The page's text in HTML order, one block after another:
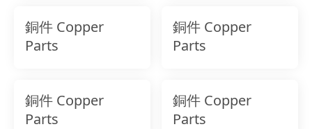
銅件 Copper
Parts
銅件 Copper
Parts
銅件 Copper
Parts
銅件 Copper
Parts